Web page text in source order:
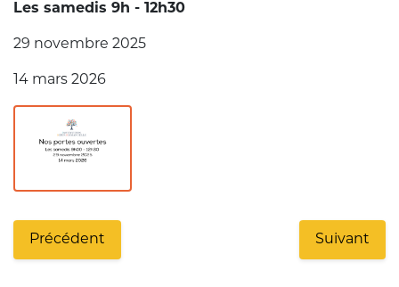
Les samedis 9h - 12h30
29 novembre 2025
14 mars 2026
Précédent Suivant